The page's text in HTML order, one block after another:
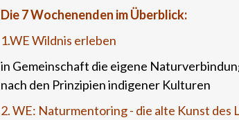
Die 7 Wochenenden im Überblick:
1.WE Wildnis erleben
in Gemeinschaft die eigene
nach den Prinzipien indigener Kulturen
2. WE: Naturmentoring - die alte Kunst des